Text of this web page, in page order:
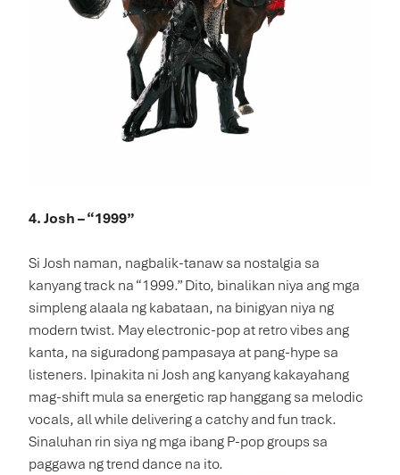
4. Josh – “1999”
Si Josh naman, nagbalik-tanaw sa nostalgia sa
kanyang track na “1999.” Dito, binalikan niya ang mga
simpleng alaala ng kabataan, na binigyan niya ng
modern twist. May electronic-pop at retro vibes ang
kanta, na siguradong pampasaya at pang-hype sa
listeners. Ipinakita ni Josh ang kanyang kakayahang
mag-shift mula sa energetic rap hanggang sa melodic
vocals, all while delivering a catchy and fun track.
Sinaluhan rin siya ng mga ibang P-pop groups sa
paggawa ng trend dance na ito.